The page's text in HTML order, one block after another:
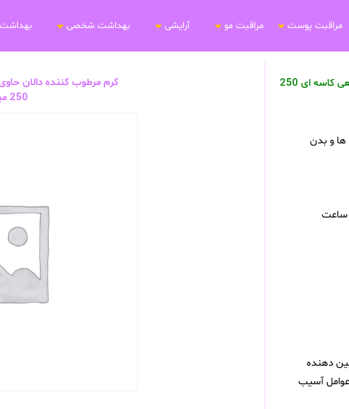
مراقبت پوست مراقبت مو آرایشی بهداشت شخصی
ویژگی های کرم مرطوب کننده دالان حاوی روغن آووکادو طبیعی کاسه ای 250
و بدن
دهنده
آسیب
کرم مرطوب کننده دالان
250 میلی لیتر